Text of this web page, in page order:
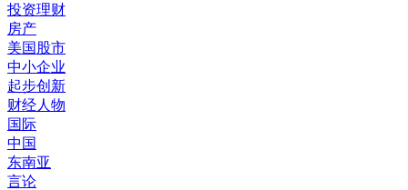
投资理财
房产
美国股市
中小企业
起步创新
财经人物
国际
中国
东南亚
言论